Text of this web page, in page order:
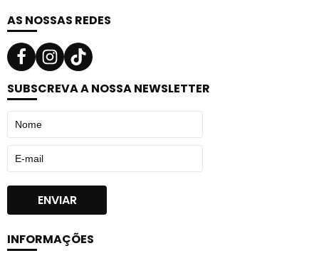
AS NOSSAS REDES
SUBSCREVA A NOSSA NEWSLETTER
INFORMAÇÕES